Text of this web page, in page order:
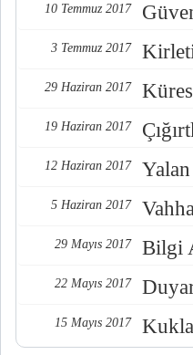
10 Temmuz 2017
3 Temmuz 2017
29 Haziran 2017
19 Haziran 2017
12 Haziran 2017
5 Haziran 2017
29 Mayıs 2017 Bilgi
22 Mayıs 2017
15 Mayıs 2017